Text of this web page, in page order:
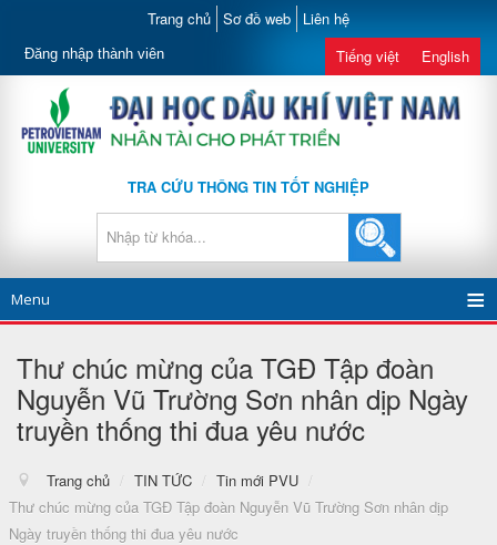
Trang chủ Sơ đồ web Liên hệ
Đăng nhập thành viên Tiếng việt English
TRA CỨU THÔNG TIN TỐT NGHIỆP
Menu
Thư chúc mừng của TGĐ Tập đoàn
Nguyễn Vũ Trường Sơn nhân dịp Ngày
truyền thống thi đua yêu nước
Trang chủ / TIN TỨC / Tin mới PVU
/
Thư chúc mừng của TGĐ Tập đoàn Nguyễn Vũ Trường Sơn nhân dịp
Ngày truyền thống thi đua yêu nước